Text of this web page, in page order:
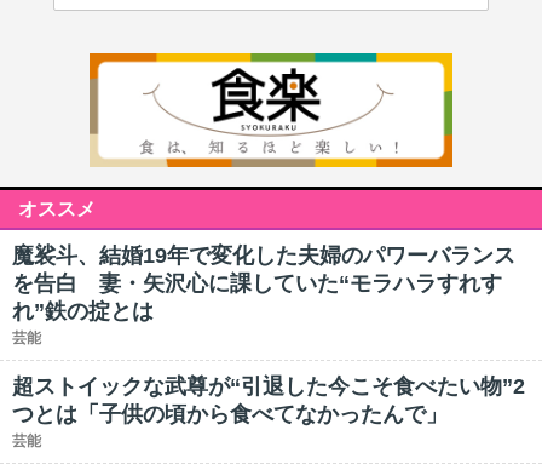
オススメ
魔裟斗、結婚19年で変化した夫婦のパワーバランス
を告白 妻・矢沢心に課していた“モラハラすれす
れ”鉄の掟とは
芸能
超ストイックな武尊が“引退した今こそ食べたい物”2
つとは「子供の頃から食べてなかったんで」
芸能